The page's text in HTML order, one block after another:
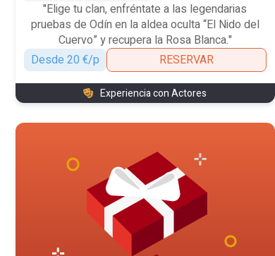
"Elige tu clan, enfréntate a las legendarias
pruebas de Odín en la aldea oculta “El Nido del
Cuervo” y recupera la Rosa Blanca."
Desde 20 €/p
RESERVAR
Experiencia con Actores